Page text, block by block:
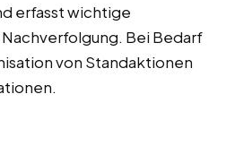
erfasst wichtige
Bei Bedarf
von Standaktionen